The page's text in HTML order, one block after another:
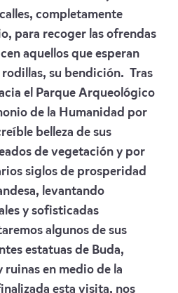
completamente
para recoger las ofrendas
aquellos que esperan
su bendición. Tras
el Parque Arqueológico
de la Humanidad por
belleza de sus
de vegetación y por
siglos de prosperidad
levantando
y sofisticadas
algunos de sus
estatuas de Buda,
ruinas en medio de la
esta visita, nos